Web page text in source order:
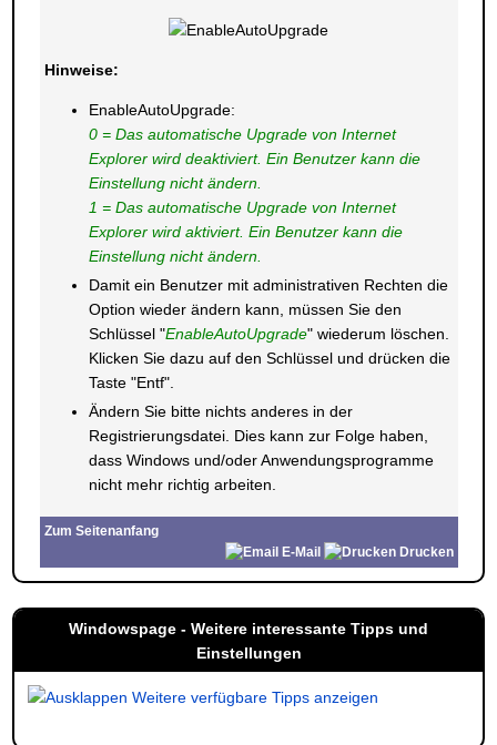
Hinweise:
EnableAutoUpgrade:
0 = Das automatische Upgrade von Internet
Explorer wird deaktiviert. Ein Benutzer kann die
Einstellung nicht ändern.
1 = Das automatische Upgrade von Internet
Explorer wird aktiviert. Ein Benutzer kann die
Einstellung nicht ändern.
Damit ein Benutzer mit administrativen Rechten die
Option wieder ändern kann, müssen Sie den
Schlüssel "EnableAutoUpgrade" wiederum löschen.
Klicken Sie dazu auf den Schlüssel und drücken die
Taste "Entf".
Ändern Sie bitte nichts anderes in der
Registrierungsdatei. Dies kann zur Folge haben,
dass Windows und/oder Anwendungsprogramme
nicht mehr richtig arbeiten.
Zum Seitenanfang
E-Mail
Drucken
Windowspage - Weitere interessante Tipps und
Einstellungen
Weitere verfügbare Tipps anzeigen